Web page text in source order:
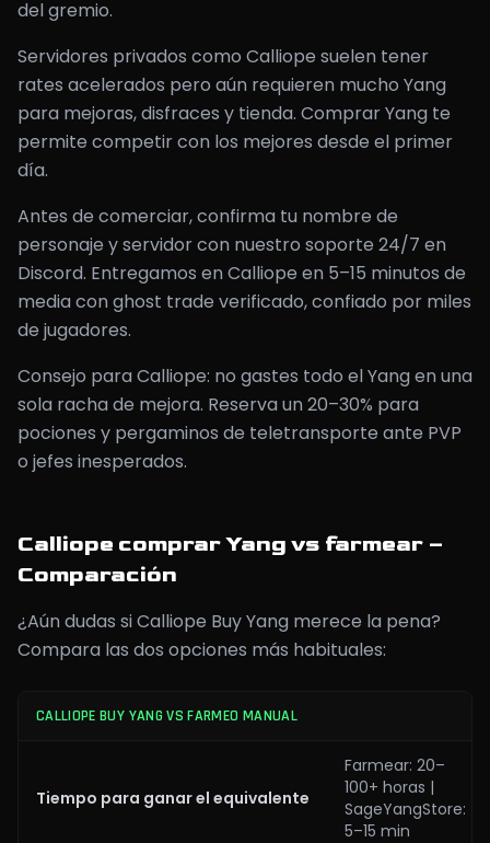
del gremio.
Servidores privados como Calliope suelen tener
rates acelerados pero aún requieren mucho Yang
para mejoras, disfraces y tienda. Comprar Yang te
permite competir con los mejores desde el primer
día.
Antes de comerciar, confirma tu nombre de
personaje y servidor con nuestro soporte 24/7 en
Discord. Entregamos en Calliope en 5–15 minutos de
media con ghost trade verificado, confiado por miles
de jugadores.
Consejo para Calliope: no gastes todo el Yang en una
sola racha de mejora. Reserva un 20–30% para
pociones y pergaminos de teletransporte ante PVP
o jefes inesperados.
Calliope comprar Yang vs farmear –
Comparación
¿Aún dudas si Calliope Buy Yang merece la pena?
Compara las dos opciones más habituales:
CALLIOPE BUY YANG VS FARMEO MANUAL
Tiempo para ganar el equivalente
Farmear: 20–
100+ horas |
SageYangStore:
5–15 min